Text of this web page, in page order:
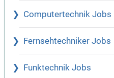
Computertechnik Jobs
Fernsehtechniker Jobs
Funktechnik Jobs